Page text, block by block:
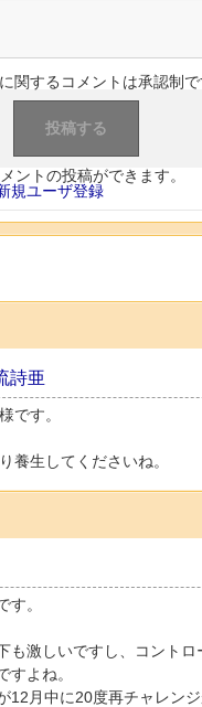
関するコメントは承認制で
ントの投稿ができます。
規ユーザ登録
詩亜
です。
養生してくださいね。
す。
も激しいですし、コントロ
すよね。
12月中に20度再チャレンジ